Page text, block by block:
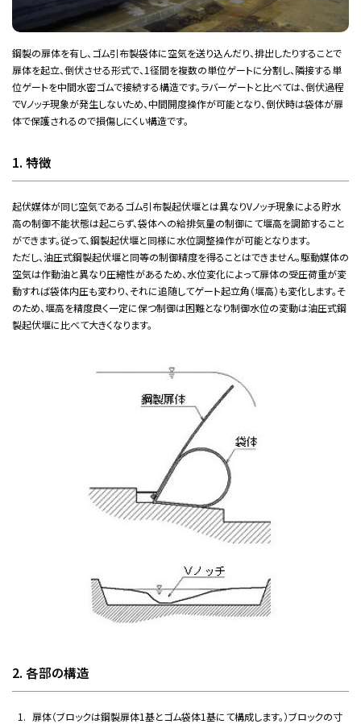
鋼製の扉体を有し、ゴム引布製袋体に空気を送り込んだり、排出したりすることで
扉体を起立、倒伏させる形式で、1径間を複数の単位ゲートに分割し、隣接する単
位ゲートを中間水密ゴムで接続する構造です。ラバーゲートと比べては、倒伏過程
でVノッチ現象が発生しないため、中間開度操作が可能となり、倒伏時は袋体が扉
体で保護されるので損傷しにくい構造です。
1. 特徴
起伏媒体が同じ空気であるゴム引布製起伏堰とは異なりVノッチ現象による貯水
高の制御不能状態は起こらず、袋体への給排気量の制御にて堰高を調節すること
ができます。従って、鋼製起伏堰と同様に水位調整操作が可能となります。
ただし、油圧式鋼製起伏堰と同等の制御精度を得ることはできません。駆動媒体の
空気は作動油と異なり圧縮性があるため、水位変化によって扉体の受圧荷重が変
動すれば袋体内圧も変わり、それに追随してゲート起立角（堰高）も変化します。そ
のため、堰高を精度良く一定に保つ制御は困難となり制御水位の変動は油圧式鋼
製起伏堰に比べて大きくなります。
2. 各部の構造
扉体（ブロックは鋼製扉体1基とゴム袋体1基にて構成します。）ブロックの寸